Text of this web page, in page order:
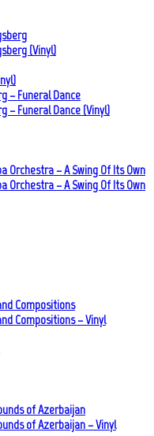
(Vinyl)
– Funeral Dance
– Funeral Dance (Vinyl)
Orchestra – A Swing Of Its Own
Orchestra – A Swing Of Its Own
Compositions
Compositions – Vinyl
of Azerbaijan
of Azerbaijan – Vinyl